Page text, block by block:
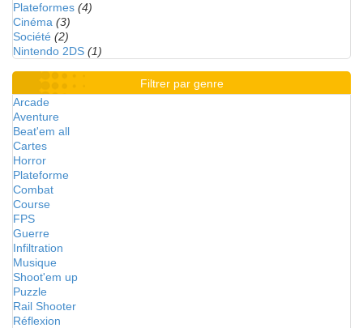
Plateformes (4)
Cinéma (3)
Société (2)
Nintendo 2DS (1)
Filtrer par genre
Arcade
Aventure
Beat'em all
Cartes
Horror
Plateforme
Combat
Course
FPS
Guerre
Infiltration
Musique
Shoot'em up
Puzzle
Rail Shooter
Réflexion